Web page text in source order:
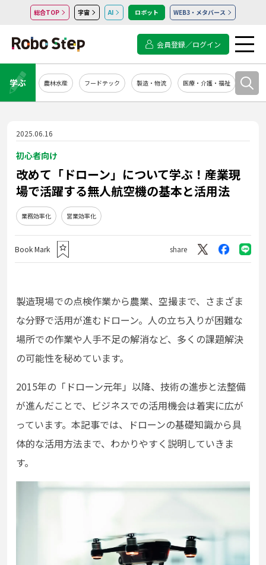
総合TOP 宇宙 AI ロボット WEB3・メタバース
会員登録／ログイン
学ぶ 農林水産 フードテック 製造・物流 医療・介護・福祉 シス
2025.06.16
初心者向け
改めて「ドローン」について学ぶ！産業現
場で活躍する無人航空機の基本と活用法
業務効率化 営業効率化
Book Mark share
製造現場での点検作業から農業、空撮まで、さまざま
な分野で活用が進むドローン。人の立ち入りが困難な
場所での作業や人手不足の解消など、多くの課題解決
の可能性を秘めています。
2015年の「ドローン元年」以降、技術の進歩と法整備
が進んだことで、ビジネスでの活用機会は着実に広が
っています。本記事では、ドローンの基礎知識から具
体的な活用方法まで、わかりやすく説明していきま
す。